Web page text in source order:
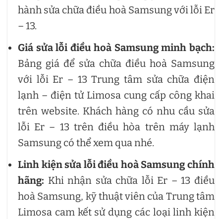
hành sửa chữa điều hoà Samsung với lỗi Er
– 13.
Giá sửa lỗi điều hoà Samsung minh bạch:
Bảng giá để sửa chữa điều hoà Samsung
với lỗi Er – 13 Trung tâm sửa chữa điện
lạnh – điện tử Limosa cung cấp công khai
trên website. Khách hàng có nhu cầu sửa
lỗi Er – 13 trên điều hòa trên máy lạnh
Samsung có thể xem qua nhé.
Linh kiện sửa lỗiđiều hoà Samsung chính
hãng: Khi nhận sửa chữa lỗi Er – 13 điều
hoà Samsung, kỹ thuật viên của Trung tâm
Limosa cam kết sử dụng các loại linh kiện